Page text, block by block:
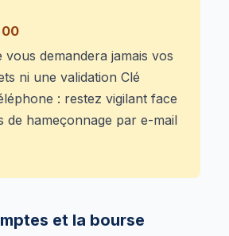
vous demandera jamais vos
ni une validation Clé
: restez vigilant face
de hameçonnage par e-mail
et la bourse